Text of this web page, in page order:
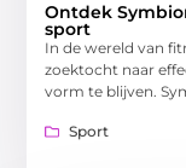
Ontdek
sport
In de wereld van
zoektocht naar
vorm te blijven.
Sport